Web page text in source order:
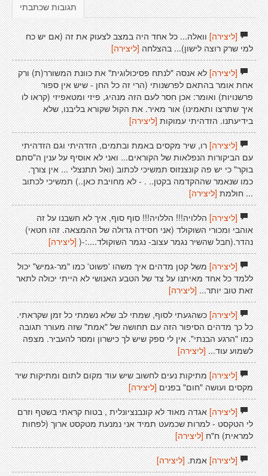
תגובות שכתבתי
[ליצירה]וואלה... כל אחד היה במצב לצעוק את זה (אם יש כח
למי שרק רוצה לישון)... בהצלחה[ליצירה]
[ליצירה]לא אנסה "לנתח פסיכולוגית" את כוונת המשורר(ת) ורק
אחת אומר בהתאם לפרשנותי (הרי זה כל החן - שיש אין ספור
פרשנויות) ואומר: אכן חסר לעם הזה מנהיג, פיזי ומטאפיזי (קראו לו
איך שתרצו ותאמינו) אור מאיר. את הקול שקורא בליבנו, שלא
בידיעתנו. הזדהיתי עמוקות[ליצירה]
[ליצירה]רו, שיר מקסים באמת ובתמים, הזדהיתי וגם הזדהיתי
עם הביקורות הנפלאות של הקוראים... ואני לא אוסיף על ענין ה"סתם
בוקר" כי יש פה קונצנזוס תמשיכי לכתוב (ואל תתנצלי ... אין צורך.
כמו שנאמר שההקדמה בקטן.. . - לא מחויבת כאן..) תמשיכי לכתוב
... חולמת [ליצירה]
[ליצירה]הללויה!!! הללויה!!! סוף סוף, איך לא חשבנו על זה
אוהבי ומכורי השוקולד (אני חסידה גדולה של ההמצאה. זהו חטאי)
נהדר.(חבל שהשיר נגמר עצוב- נגמר השוקולד....:-( [ליצירה]
[ליצירה]משל קטן מדהים איך משהו 'פשוט' כמו "מר-גמיש" יכול
ללמד כל אחד מאיתנו על צד של הטבע האנושי לא הייתי יכולה לתאר
זאת טוב יותר... [ליצירה]
[ליצירה]כשהגעתי לסוף, שמתי לב שלא נשמתי כל זמן שקראתי.
כל כך מדהים הסיפור הזה עם תחושה של "אמת" שזה מעורר תגובה
כמו "הרגע הבנתי". אין לי ספק שיש לך כישרון ומסר להעביר. מצפה
לשמוע עוד... [ליצירה]
[ליצירה]מתיקות נעים לחשוב שיש עוד מקום לתום ומתיקות שיר
מקסים ועושה "חום" בפנים [ליצירה]
[ליצירה]אגדה מאוד לא קונבנציונלית , בטוח קראתי בשטף וזרם
לי הטקסט - למרות שכמעט תמיד אני נמנעת מטקסט ארוך (לפחות
למראית) ח"ח [ליצירה]
[ליצירה]אמת. [ליצירה]